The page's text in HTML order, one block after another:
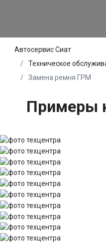
Автосервис Сиат
Техническое
Замена ремня ГРМ
Примеры